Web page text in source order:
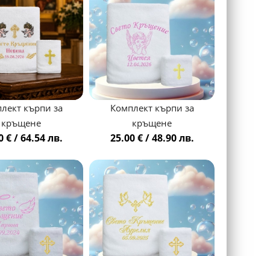
кърпи за
кръщене
€ / 64.54 лв.
Комплект кърпи за
кръщене
25.00 € / 48.90 лв.